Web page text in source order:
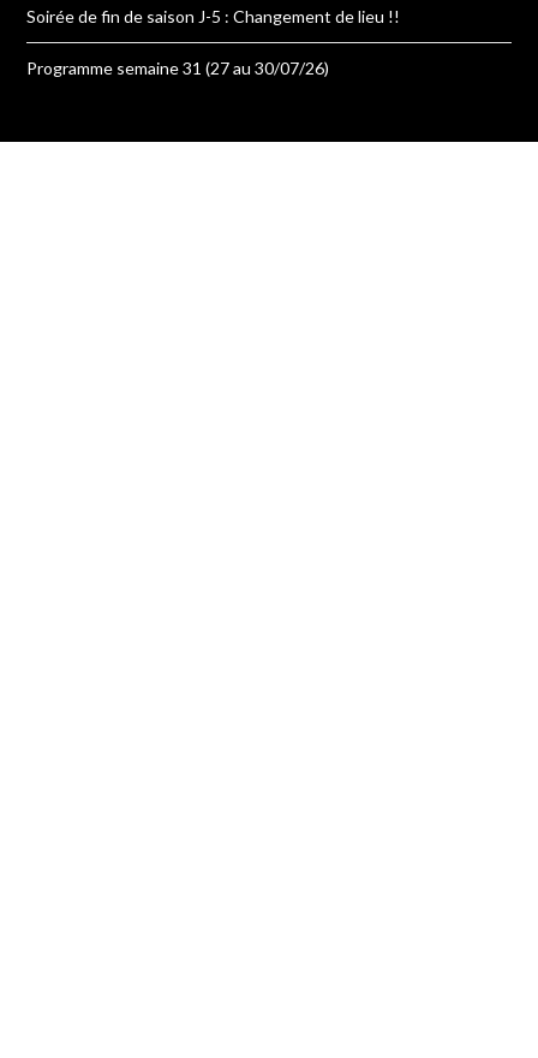
Soirée de fin de saison J-5 : Changement de lieu !!
Programme semaine 31 (27 au 30/07/26)